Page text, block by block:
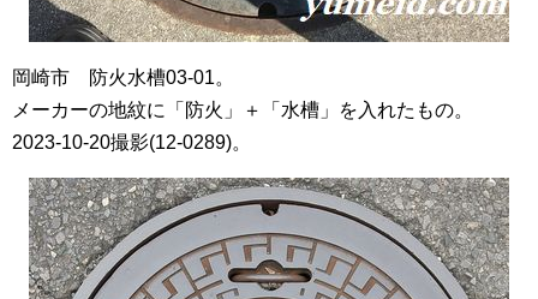
岡崎市 防火水槽03-01。
メーカーの地紋に「防火」＋「水槽」を入れたもの。
2023-10-20撮影(12-0289)。